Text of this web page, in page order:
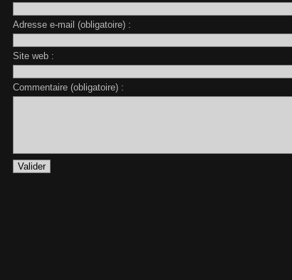
Adresse e-mail (obligatoire) :
Site web :
Commentaire (obligatoire) :